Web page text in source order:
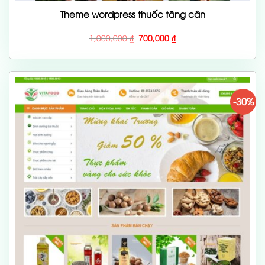
Theme wordpress thuốc tăng cân
1,000,000₫ Giá
gốc
1,000,000 ₫.
700,000₫Giá
hiện
là:
-30%